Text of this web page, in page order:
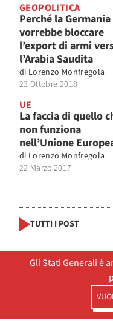
GEOPOLITICA
Perché la Germania
vorrebbe bloccare
l’export di armi
l’Arabia Saudita
di Lorenzo Monfregola
23 Ottobre 2018
UE
La faccia di quello
non funziona
nell’Unione
di Lorenzo Monfregola
22 Marzo 2017
TUTTI I POST
Gli Stati Generali è